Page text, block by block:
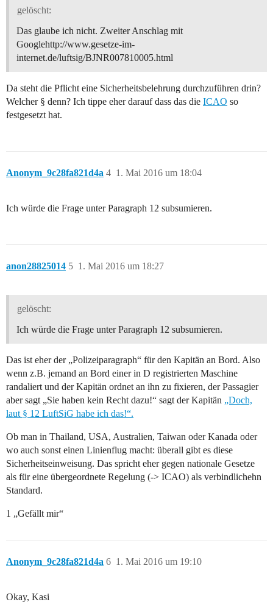
gelöscht:
Das glaube ich nicht. Zweiter Anschlag mit
Googlehttp://www.gesetze-im-
internet.de/luftsig/BJNR007810005.html
Da steht die Pflicht eine Sicherheitsbelehrung durchzuführen drin?
Welcher § denn? Ich tippe eher darauf dass das die ICAO so
festgesetzt hat.
Anonym_9c28fa821d4a 1. Mai 2016 um 18:04
4
Ich würde die Frage unter Paragraph 12 subsumieren.
anon28825014 1. Mai 2016 um 18:27
5
gelöscht:
Ich würde die Frage unter Paragraph 12 subsumieren.
Das ist eher der „Polizeiparagraph“ für den Kapitän an Bord. Also
wenn z.B. jemand an Bord einer in D registrierten Maschine
randaliert und der Kapitän ordnet an ihn zu fixieren, der Passagier
aber sagt „Sie haben kein Recht dazu!“ sagt der Kapitän „Doch,
laut § 12 LuftSiG habe ich das!“.
Ob man in Thailand, USA, Australien, Taiwan oder Kanada oder
wo auch sonst einen Linienflug macht: überall gibt es diese
Sicherheitseinweisung. Das spricht eher gegen nationale Gesetze
als für eine übergeordnete Regelung (-> ICAO) als verbindlichehn
Standard.
1 „Gefällt mir“
Anonym_9c28fa821d4a 1. Mai 2016 um 19:10
6
Okay, Kasi